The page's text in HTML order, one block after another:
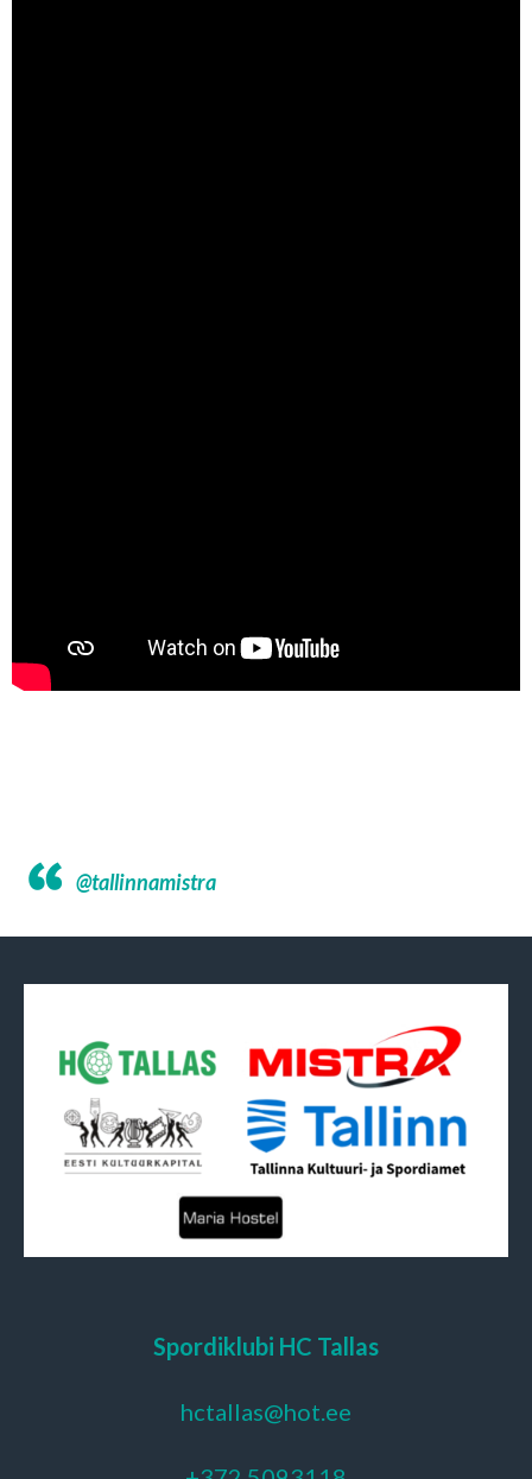
@tallinnamistra
Spordiklubi HC Tallas
hctallas@hot.ee